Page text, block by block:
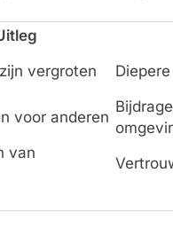
vergroten
voor anderen
van